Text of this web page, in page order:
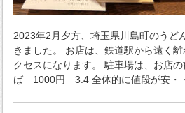
2023年2月夕方、埼玉県川島町のうど
きました。 お店は、鉄道駅から遠く
クセスになります。 駐車場は、お店
ば 1000円 3.4 全体的に値段が安・